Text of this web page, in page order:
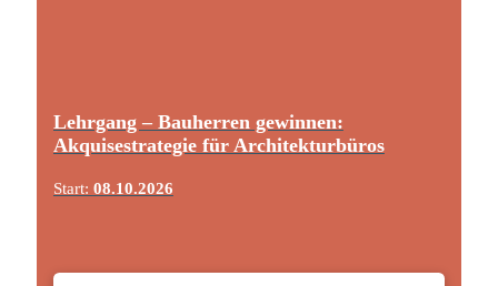
Lehrgang – Bauherren gewinnen:
Akquisestrategie für Architekturbüros
Start: 08.10.2026